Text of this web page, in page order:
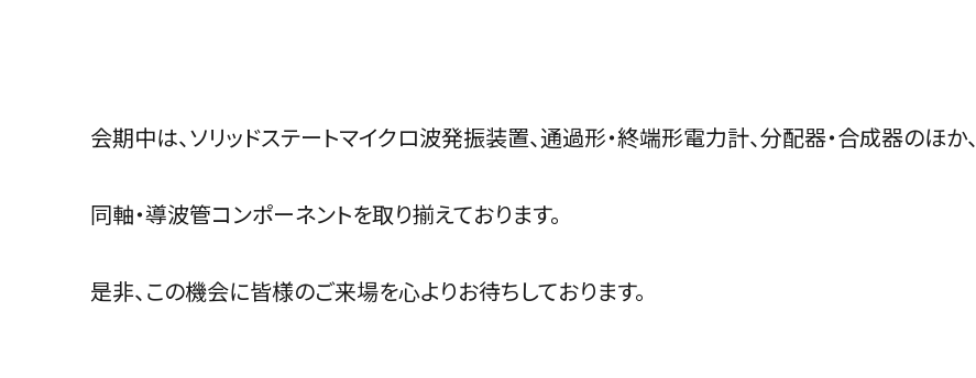
会期中は、ソリッドステートマイクロ波発振装置、通過形・終端形電力計、分配器・合成器のほか、
同軸・導波管コンポーネントを取り揃えております。
是非、この機会に皆様のご来場を心よりお待ちしております。